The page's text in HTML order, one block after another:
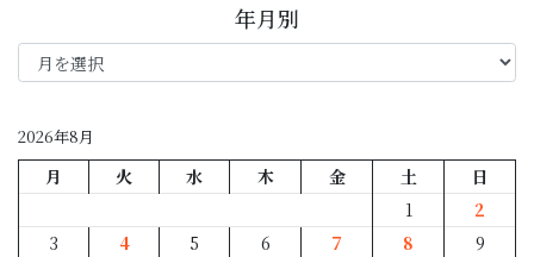
年月別
年
月
2026年8月
月 火 水 木 金 土
日
1
2
3
4 5 6 7 8
9